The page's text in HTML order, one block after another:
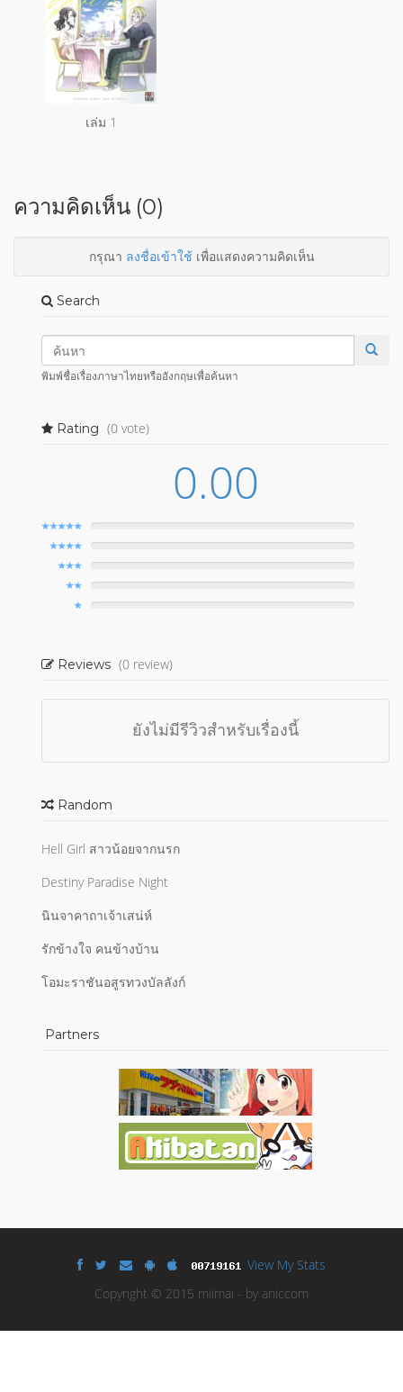
เล่ม 1
ความคิดเห็น (0)
กรุณา ลงชื่อเข้าใช้เพื่อแสดงความคิดเห็น
Search
พิมพ์ชื่อเรื่องภาษาไทยหรืออังกฤษเพื่อค้นหา
Rating (0 vote)
0.00
Reviews (0 review)
ยังไม่มีรีวิวสำหรับเรื่องนี้
Random
Hell Girl สาวน้อยจากนรก
Destiny Paradise Night
นินจาคาถาเจ้าเสน่ห์
รักข้างใจ คนข้างบ้าน
โอมะราชันอสูรทวงบัลลังก์
Partners
View My Stats
Copyright © 2015 miimai - by aniccom